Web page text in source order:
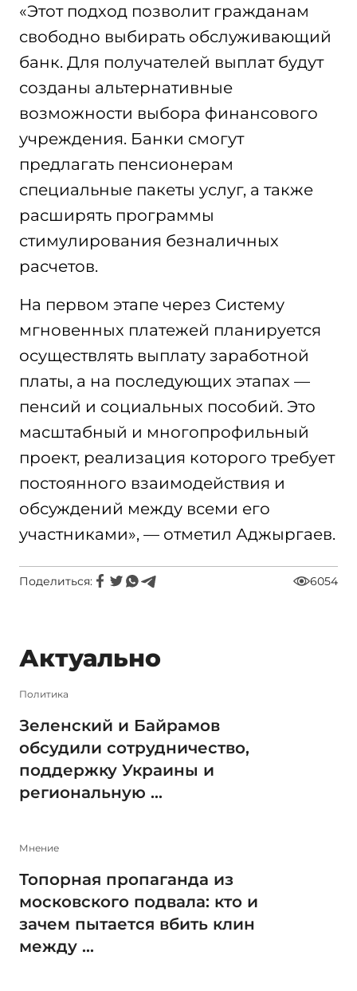
«Этот подход позволит гражданам
свободно выбирать обслуживающий
банк. Для получателей выплат будут
созданы альтернативные
возможности выбора финансового
учреждения. Банки смогут
предлагать пенсионерам
специальные пакеты услуг, а также
расширять программы
стимулирования безналичных
расчетов.
На первом этапе через Систему
мгновенных платежей планируется
осуществлять выплату заработной
платы, а на последующих этапах —
пенсий и социальных пособий. Это
масштабный и многопрофильный
проект, реализация которого требует
постоянного взаимодействия и
обсуждений между всеми его
участниками», — отметил Аджыргаев.
Поделиться: 6054
Актуально
Политика
Зеленский и Байрамов
обсудили сотрудничество,
поддержку Украины и
региональную ...
Мнение
Топорная пропаганда из
московского подвала: кто и
зачем пытается вбить клин
между ...